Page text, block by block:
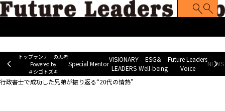
トップランナーの思考
Powered by
＃シゴトズキ
Special Mentor
VISIONARY
LEADERS
ESG&
Well-being
Future Leaders
Voice
VISIONARY LEADERS
「年収を上げたい」から起業へ…社会保険労務士と
行政書士で成功した兄弟が振り返る“20代の情熱”